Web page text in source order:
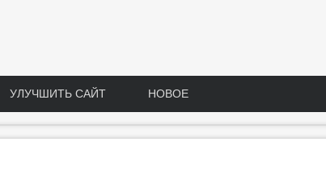
УЛУЧШИТЬ САЙТ НОВОЕ